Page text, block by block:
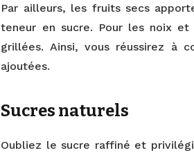
Par ailleurs, les fruits secs
teneur en sucre. Pour les noix
grillées. Ainsi, vous réussirez à
ajoutées.
Sucres naturels
Oubliez le sucre raffiné et